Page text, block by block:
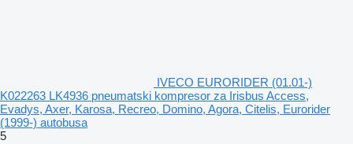
IVECO EURORIDER (01.01-)
K022263 LK4936 pneumatski kompresor za Irisbus Access,
Evadys, Axer, Karosa, Recreo, Domino, Agora, Citelis, Eurorider
(1999-) autobusa
5